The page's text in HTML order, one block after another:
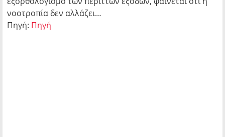
νοοτροπία δεν αλλάζει…
Πηγή: Πηγή